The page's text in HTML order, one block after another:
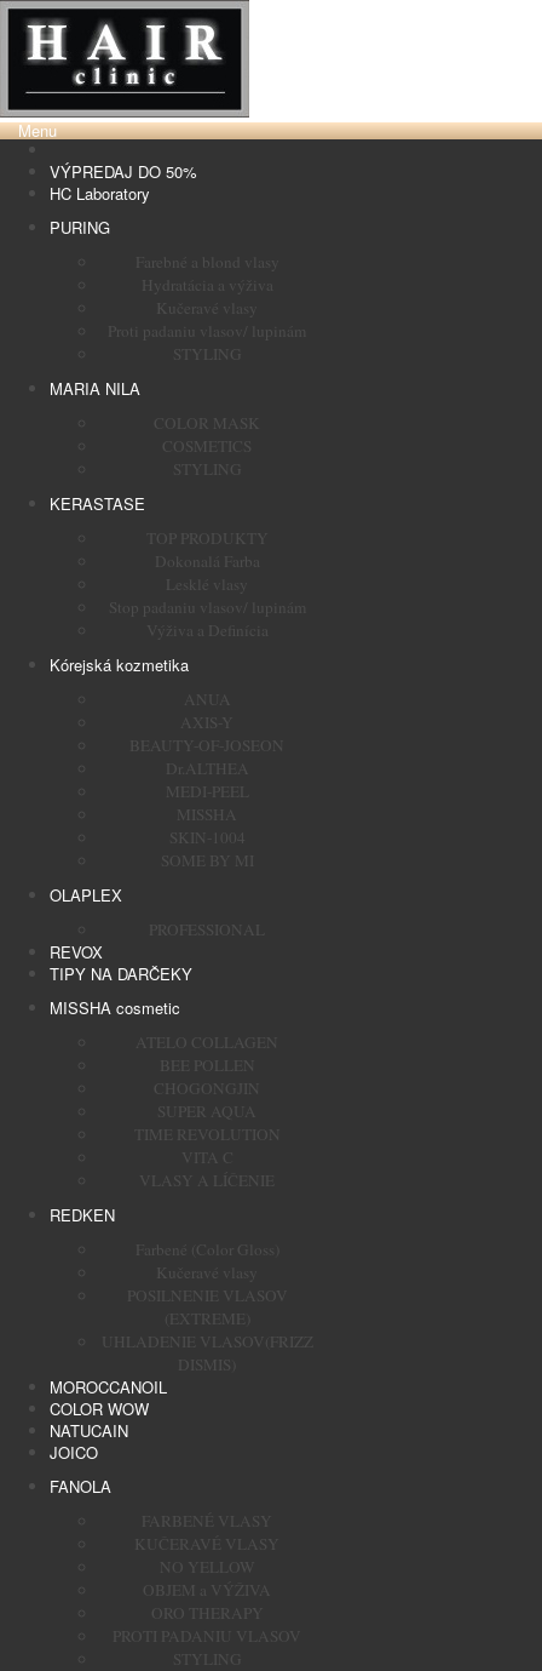
Menu
VÝPREDAJ DO 50%
HC Laboratory
PURING
Farebné a blond vlasy
Hydratácia a výživa
Kučeravé vlasy
Proti padaniu vlasov/ lupinám
STYLING
MARIA NILA
COLOR MASK
COSMETICS
STYLING
KERASTASE
TOP PRODUKTY
Dokonalá Farba
Lesklé vlasy
Stop padaniu vlasov/ lupinám
Výživa a Definícia
Kórejská kozmetika
ANUA
AXIS-Y
BEAUTY-OF-JOSEON
Dr.ALTHEA
MEDI-PEEL
MISSHA
SKIN-1004
SOME BY MI
OLAPLEX
PROFESSIONAL
REVOX
TIPY NA DARČEKY
MISSHA cosmetic
ATELO COLLAGEN
BEE POLLEN
CHOGONGJIN
SUPER AQUA
TIME REVOLUTION
VITA C
VLASY A LÍČENIE
REDKEN
Farbené (Color Gloss)
Kučeravé vlasy
POSILNENIE VLASOV
(EXTREME)
UHLADENIE VLASOV(FRIZZ
DISMIS)
MOROCCANOIL
COLOR WOW
NATUCAIN
JOICO
FANOLA
FARBENÉ VLASY
KUČERAVÉ VLASY
NO YELLOW
OBJEM a VÝŽIVA
ORO THERAPY
PROTI PADANIU VLASOV
STYLING